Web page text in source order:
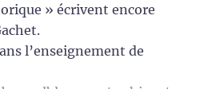
» écrivent encore
l’enseignement de